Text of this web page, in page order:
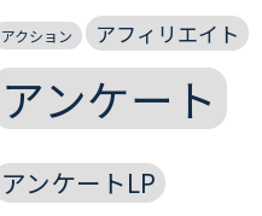
アクション アフィリエイト
アンケート
アンケートLP